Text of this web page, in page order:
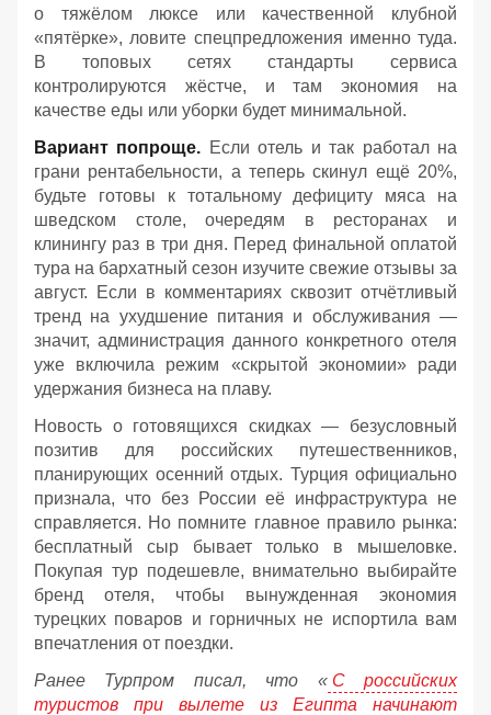
о тяжёлом люксе или качественной клубной
«пятёрке», ловите спецпредложения именно туда.
В топовых сетях стандарты сервиса
контролируются жёстче, и там экономия на
качестве еды или уборки будет минимальной.
Вариант попроще. Если отель и так работал на
грани рентабельности, а теперь скинул ещё 20%,
будьте готовы к тотальному дефициту мяса на
шведском столе, очередям в ресторанах и
клинингу раз в три дня. Перед финальной оплатой
тура на бархатный сезон изучите свежие отзывы за
август. Если в комментариях сквозит отчётливый
тренд на ухудшение питания и обслуживания —
значит, администрация данного конкретного отеля
уже включила режим «скрытой экономии» ради
удержания бизнеса на плаву.
Новость о готовящихся скидках — безусловный
позитив для российских путешественников,
планирующих осенний отдых. Турция официально
признала, что без России её инфраструктура не
справляется. Но помните главное правило рынка:
бесплатный сыр бывает только в мышеловке.
Покупая тур подешевле, внимательно выбирайте
бренд отеля, чтобы вынужденная экономия
турецких поваров и горничных не испортила вам
впечатления от поездки.
Ранее Турпром писал, что « С российских
туристов при вылете из Египта начинают